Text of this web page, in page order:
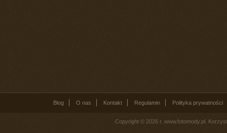
Blog O nas Kontakt Regulamin Polityka prywatności
Copyright © 2026 r. www.fotomody.pl.